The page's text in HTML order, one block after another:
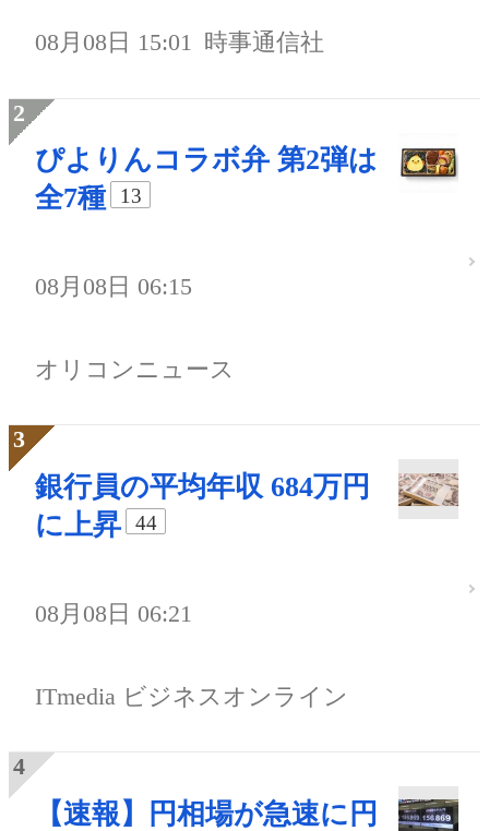
08月08日 15:01 時事通信社
ぴよりんコラボ弁 第2弾は
全7種
13
08月08日 06:15
オリコンニュース
銀行員の平均年収 684万円
に上昇
44
08月08日 06:21
ITmedia ビジネスオンライン
【速報】円相場が急速に円